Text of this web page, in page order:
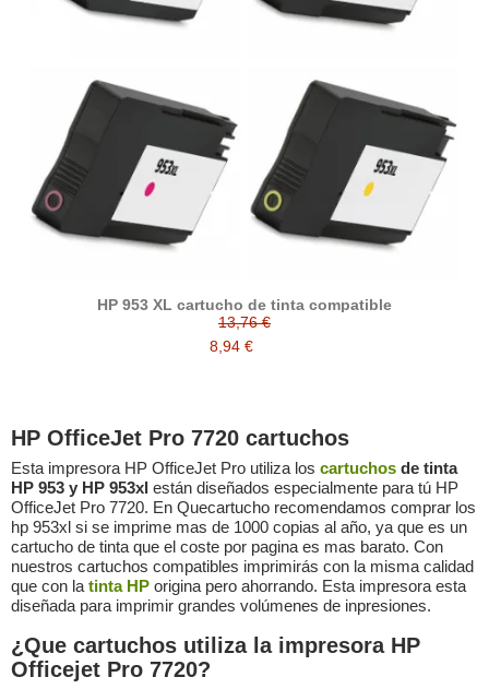
HP 953 XL cartucho de tinta compatible
13,76 €
8,94 €
HP OfficeJet Pro 7720 cartuchos
Esta impresora HP OfficeJet Pro utiliza los cartuchos de tinta
HP 953 y HP 953xl están diseñados especialmente para tú HP
OfficeJet Pro 7720. En Quecartucho recomendamos comprar los
hp 953xl si se imprime mas de 1000 copias al año, ya que es un
cartucho de tinta que el coste por pagina es mas barato. Con
nuestros cartuchos compatibles imprimirás con la misma calidad
que con la tinta HP origina pero ahorrando. Esta impresora esta
diseñada para imprimir grandes volúmenes de inpresiones.
¿Que cartuchos utiliza la impresora HP
Officejet Pro 7720?